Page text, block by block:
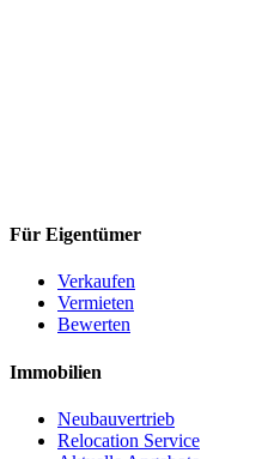
Für Eigentümer
Verkaufen
Vermieten
Bewerten
Immobilien
Neubauvertrieb
Relocation Service